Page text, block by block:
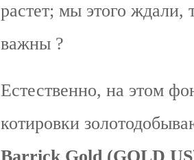
растет; мы этого
важны ?
Естественно, на этом
котировки